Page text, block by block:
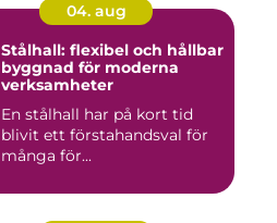
04. aug
Stålhall: flexibel och hållbar
byggnad för moderna
verksamheter
En stålhall har på kort tid
blivit ett förstahandsval för
många för...